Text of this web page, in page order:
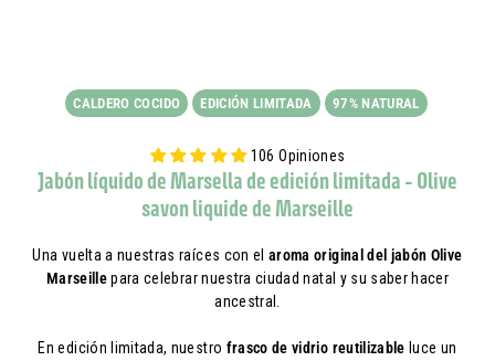
CALDERO COCIDO EDICIÓN LIMITADA 97% NATURAL
106 Opiniones
Jabón líquido de Marsella de edición limitada - Olive
savon liquide de Marseille
Una vuelta a nuestras raíces con elaroma original del jabón Olive
Marseillepara celebrar nuestra ciudad natal y su saber hacer
ancestral.
En edición limitada, nuestro frasco de vidrio reutilizable luce un